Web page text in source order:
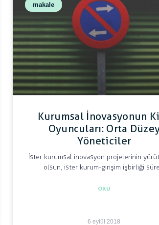
makale
Kurumsal İnovasyonun
Oyuncuları: Orta
Yöneticiler
İster kurumsal inovasyon projelerinin
olsun, ister kurum-girişim işbirliği
OKU
6 eylül 2018